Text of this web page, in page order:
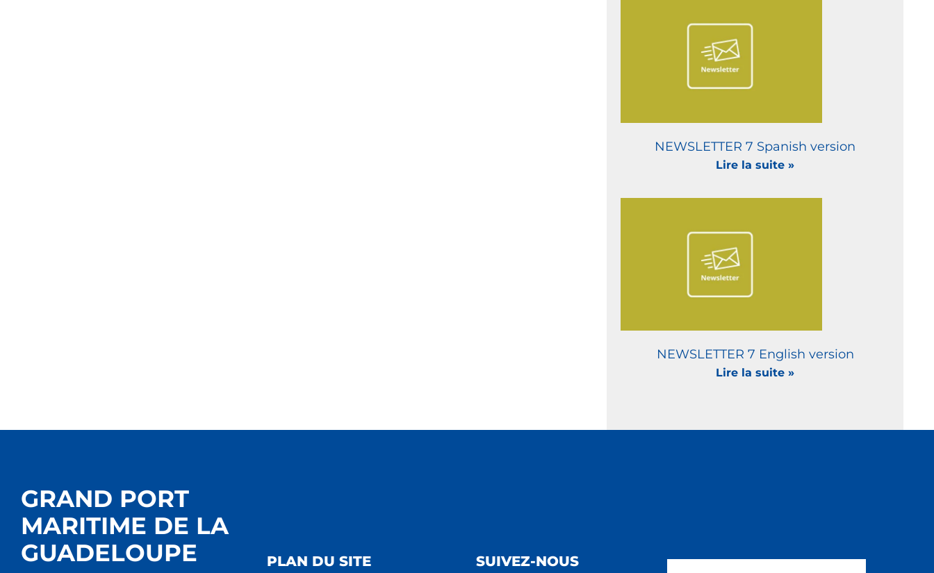
NEWSLETTER 7 Spanish version
Lire la suite »
NEWSLETTER 7 English version
Lire la suite »
GRAND PORT
MARITIME DE LA
GUADELOUPE
PLAN DU SITE SUIVEZ-NOUS